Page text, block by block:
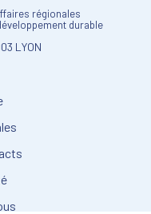
régionales
durable
LYON